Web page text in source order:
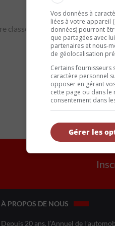
classe
À PROPOS DE NOUS
Depuis 20 ans, l’Annuel de
Vos données à
liées à votre appareil
données) pourront
que partagées avec
partenaires et nous-
de géolocalisation
Certains fournisseurs
caractère personnel
opposer en gérant
cette page ou dans
consentement dans
Gérer les